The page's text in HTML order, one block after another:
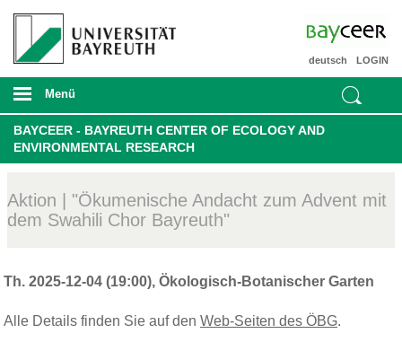
LOGIN
deutsch
Menü
BAYCEER - BAYREUTH CENTER OF ECOLOGY AND
ENVIRONMENTAL RESEARCH
Aktion | "Ökumenische Andacht zum Advent mit
dem Swahili Chor Bayreuth"
Th. 2025-12-04 (19:00), Ökologisch-Botanischer Garten
Alle Details finden Sie auf den Web-Seiten des ÖBG.